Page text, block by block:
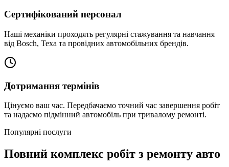
Сертифікований персонал
Наші механіки проходять регулярні стажування та навчання
від Bosch, Texa та провідних автомобільних брендів.
Дотримання термінів
Цінуємо ваш час. Передбачаємо точний час завершення робіт
та надаємо підмінний автомобіль при тривалому ремонті.
Популярні послуги
Повний комплекс робіт з ремонту авто